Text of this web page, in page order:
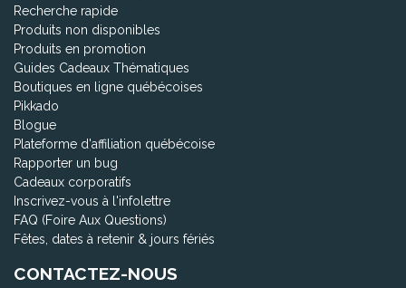
Recherche rapide
Produits non disponibles
Produits en promotion
Guides Cadeaux Thématiques
Boutiques en ligne québécoises
Pikkado
Blogue
Plateforme d'affiliation québécoise
Rapporter un bug
Cadeaux corporatifs
Inscrivez-vous à l'infolettre
FAQ (Foire Aux Questions)
Fêtes, dates à retenir & jours fériés
CONTACTEZ-NOUS